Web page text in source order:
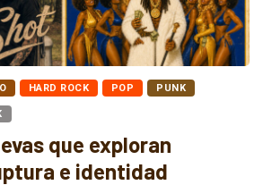
HARD ROCK POP PUNK
que exploran
e identidad